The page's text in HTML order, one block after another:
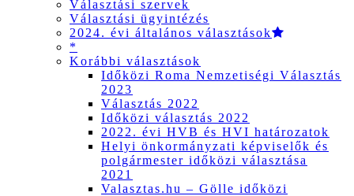
Választási szervek
Választási ügyintézés
2024. évi általános választások
*
Korábbi választások
Időközi Roma Nemzetiségi Választás
2023
Választás 2022
Időközi választás 2022
2022. évi HVB és HVI határozatok
Helyi önkormányzati képviselők és
polgármester időközi választása
2021
Valasztas.hu – Gölle időközi